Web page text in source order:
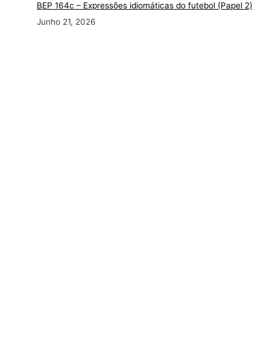
BEP 164c – Expressões idiomáticas do futebol (Papel 2)
Junho 21, 2026